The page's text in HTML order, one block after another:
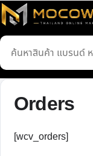
ข้าม
ไป
ยัง
เนื้อหา
ค้นหา
สินค้า
Orders
[wcv_orders]